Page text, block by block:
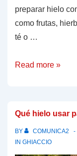
preparar hielo
como frutas,
té o …
¿Qué
hielo
infusionado?
Read more »
Qué hielo usar
BY COMUNICA2
IN GHIACCIO